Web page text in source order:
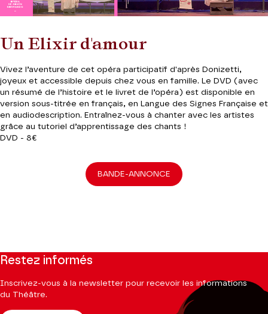
Un Elixir d'amour
Vivez l’aventure de cet opéra participatif d'après Donizetti,
joyeux et accessible depuis chez vous en famille. Le DVD (avec
un résumé de l’histoire et le livret de l’opéra) est disponible en
version sous-titrée en français, en Langue des Signes Française et
en audiodescription. Entraînez-vous à chanter avec les artistes
grâce au tutoriel d’apprentissage des chants !
DVD - 8€
BANDE-ANNONCE
Restez informés
Inscrivez-vous à la newsletter pour recevoir les informations
du Théâtre.